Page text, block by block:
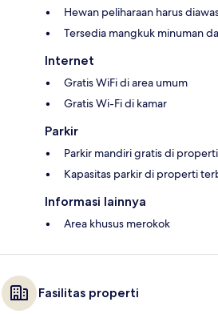
Hewan peliharaan harus
Tersedia mangkuk minuman
Internet
Gratis WiFi di area umum
Gratis Wi-Fi di kamar
Parkir
Parkir mandiri gratis di properti
Kapasitas parkir di properti
Informasi lainnya
Area khusus merokok
Fasilitas properti